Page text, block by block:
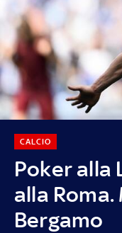
Poker alla
alla Roma.
Bergamo
CALCIO